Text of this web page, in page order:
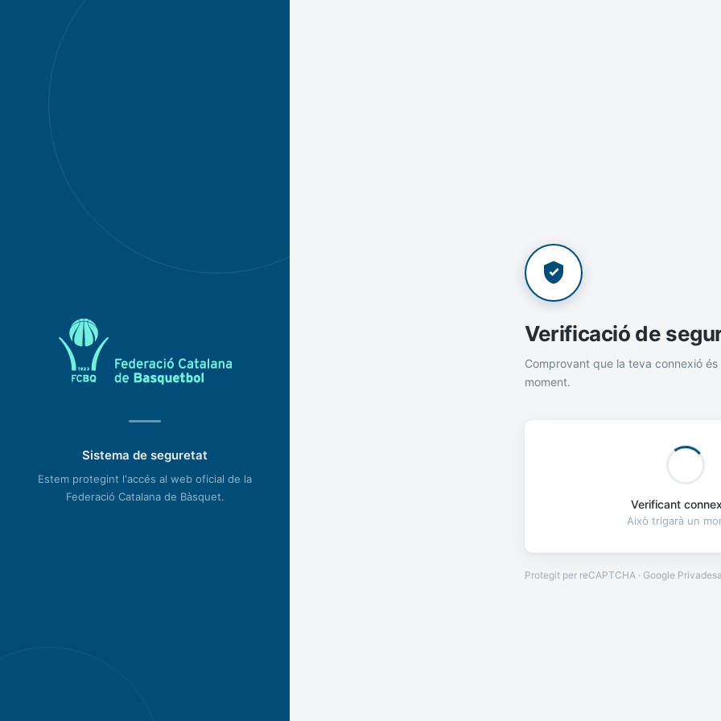
Sistema de seguretat
Estem protegint l'accés al web oficial de la
Federació Catalana de Bàsquet.
Verificació de
Comprovant que la teva connexió és
moment.
Verificant
Això trigarà un
Protegit per reCAPTCHA · Google Privadesa